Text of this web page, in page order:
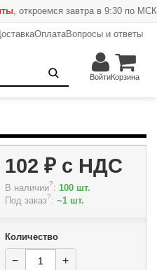
, откроемся завтра в 9:30 по МСК
ОплатаВопросы и ответы
ВойтиКорзина
102 ₽с НДС
В наличии?: 100 шт.
Под заказ?: ~1 шт.
Количество
− +
+ В корзину